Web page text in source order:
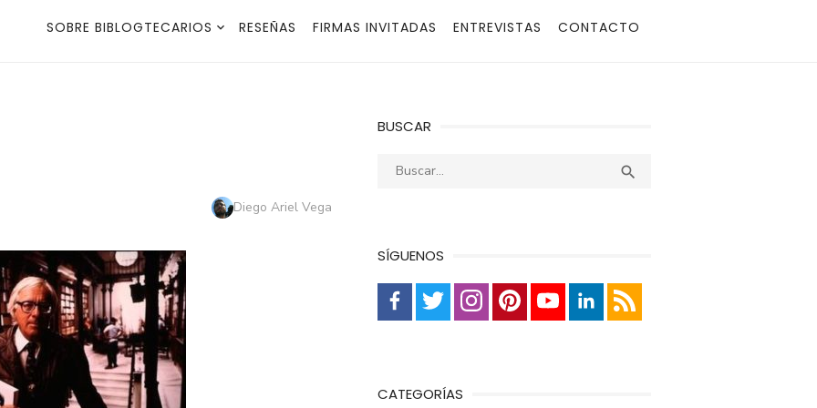
SOBRE BIBLOGTECARIOS RESEÑAS FIRMAS INVITADAS ENTREVISTAS CONTACTO
Autor
Diego Ariel Vega
BUSCAR
Buscar: 
SÍGUENOS
CATEGORÍAS